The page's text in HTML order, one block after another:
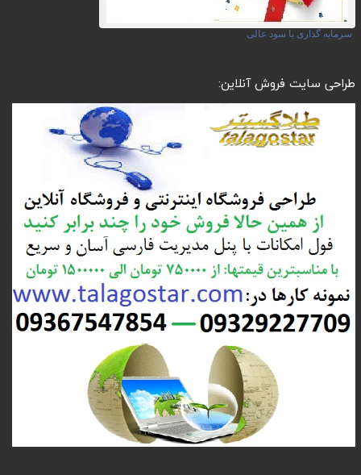
سرمایه گذاری با سود عالی
طراحی سایت فروش آنلاین: